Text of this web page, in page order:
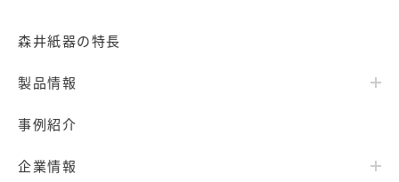
森井紙器の特長
製品情報
事例紹介
企業情報